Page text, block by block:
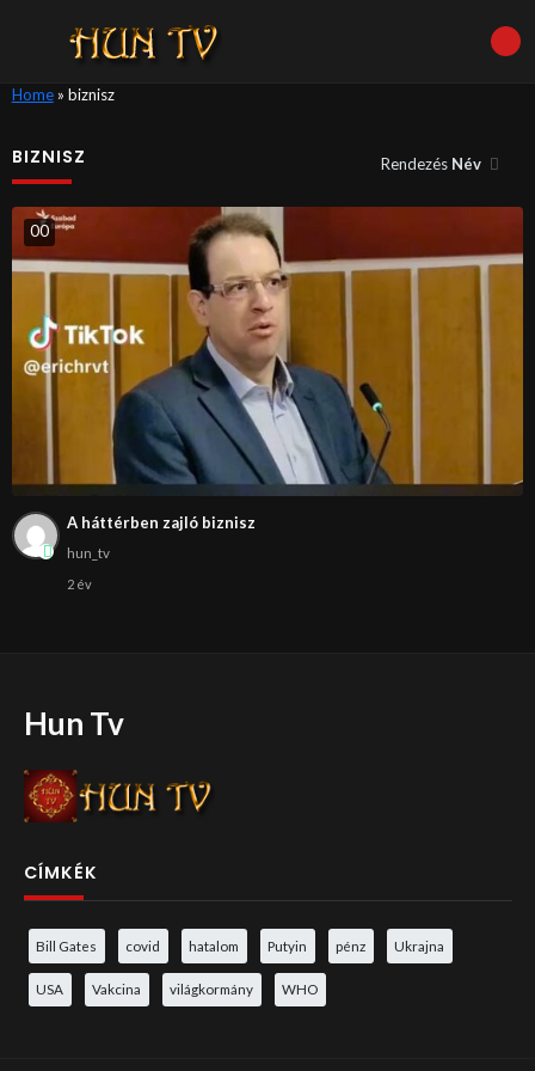
Home» biznisz
BIZNISZ Rendezés Név
00
A háttérben zajló biznisz
hun_tv
2 év
Hun Tv
CÍMKÉK
Bill Gates covid hatalom Putyin pénz Ukrajna
USA Vakcina világkormány WHO